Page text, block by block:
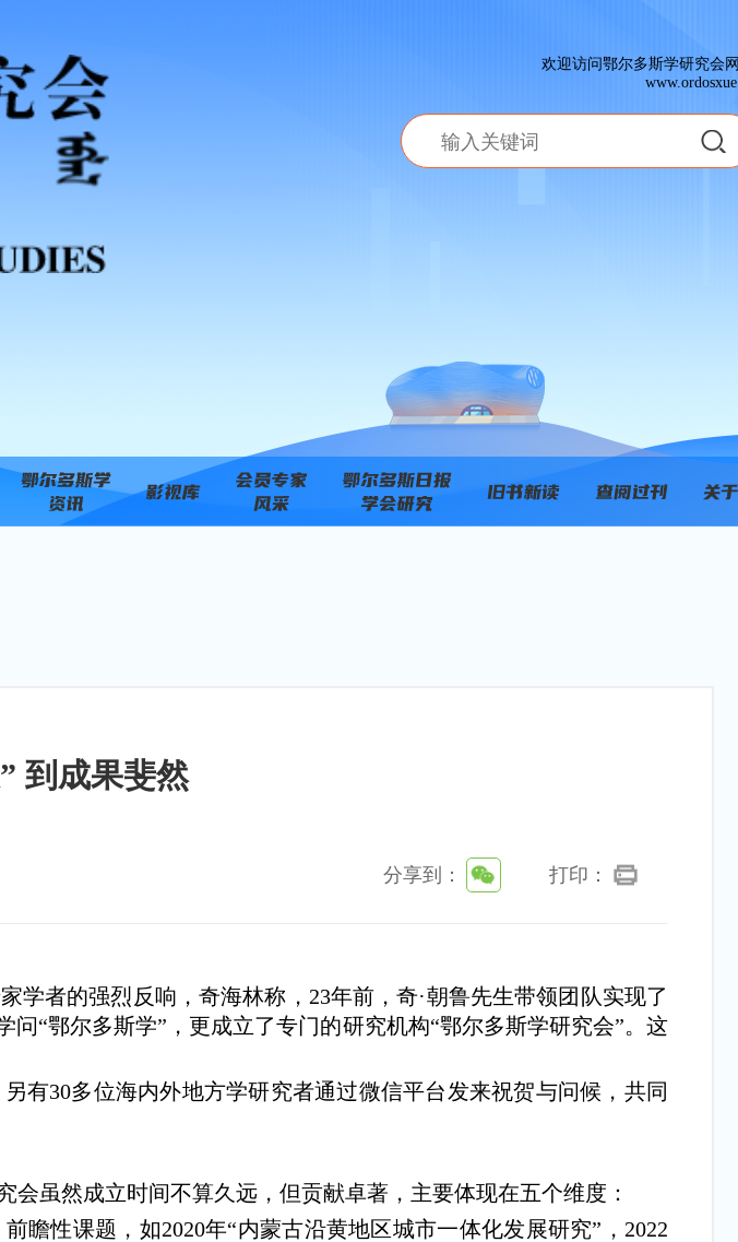
欢迎访问鄂尔多斯学研究会
到成果斐然
分享到： 打印：
者的强烈反响，奇海林称，23年前，奇·朝鲁先生带领团队实现了
“鄂尔多斯学”，更成立了专门的研究机构“鄂尔多斯学研究会”。这
30多位海内外地方学研究者通过微信平台发来祝贺与问候，共同
虽然成立时间不算久远，但贡献卓著，主要体现在五个维度：
性课题，如2020年“内蒙古沿黄地区城市一体化发展研究”，2022